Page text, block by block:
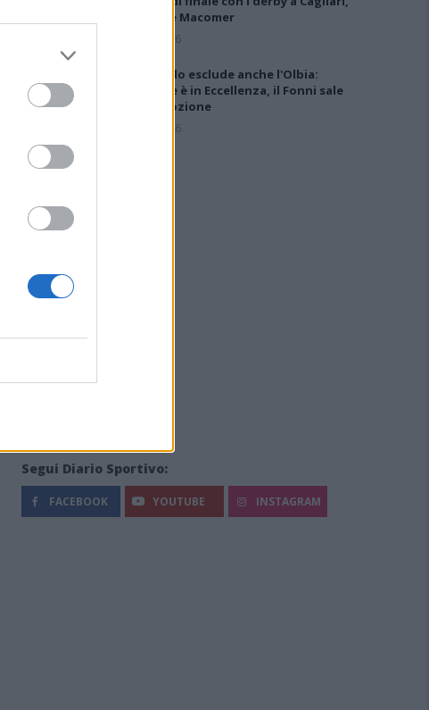
Sassari e Macomer
5 Ago 2026
Il CR sardo esclude anche l'Olbia:
l'Usinese è in Eccellenza, il Fonni sale
in Promozione
5 Ago 2026
Segui Diario Sportivo:
FACEBOOK YOUTUBE INSTAGRAM